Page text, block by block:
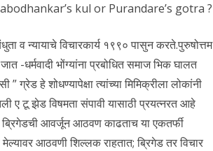
Prabodhankar’s kul or Purandare’s gotra ?
व न्यायाचे विचारकार्य १९९० पासुन करते.पुरुषोत्तम
-धर्मवादी भोंग्यांना प्रबोधित समाज भिक घालत
ग्रेड हे शोधण्यापेक्षा त्यांच्या मिमिक्रीला लोकांनी
ए टू झेड विषमता संपावी यासाठी प्रयत्नरत आहे
आवर्जून आठवण काढताच या एकतर्फी
आठवणी शिल्लक राहतात; ब्रिगेड तर विचार